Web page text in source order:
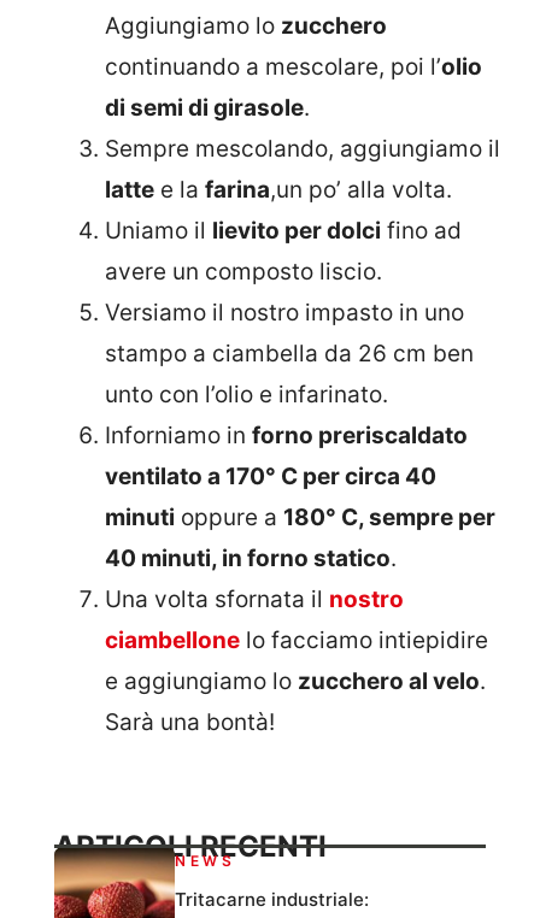
Aggiungiamo lo zucchero
continuando a mescolare, poi l’olio
di semi di girasole.
Sempre mescolando, aggiungiamo il
latte e la farina,un po’ alla volta.
Uniamo il lievito per dolci fino ad
avere un composto liscio.
Versiamo il nostro impasto in uno
stampo a ciambella da 26 cm ben
unto con l’olio e infarinato.
Inforniamo in forno preriscaldato
ventilato a 170° C per circa 40
minuti oppure a 180° C, sempre per
40 minuti, in forno statico.
Una volta sfornata il nostro
ciambellone lo facciamo intiepidire
e aggiungiamo lo zucchero al velo.
Sarà una bontà!
ARTICOLI RECENTI
NEWS
Tritacarne industriale: